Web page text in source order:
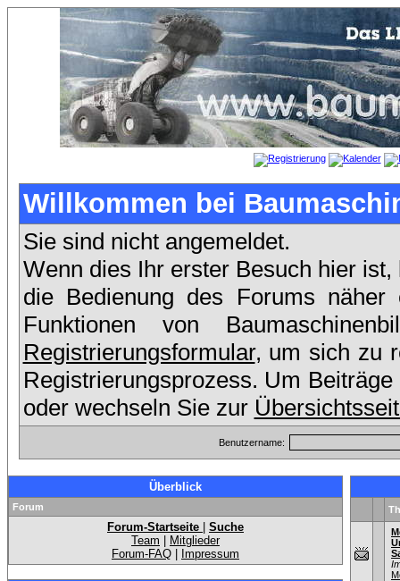
Willkommen bei
Sie sind nicht angemeldet.
Wenn dies Ihr erster Besuch hier
die Bedienung des Forums
Funktionen von
Registrierungsformular, um sich zu
Registrierungsprozess. Um
oder wechseln Sie zur
Benutzername:
Überblick
Forum
Forum-Startseite
Suche
Team
Mitglieder
Forum-FAQ
Impressum